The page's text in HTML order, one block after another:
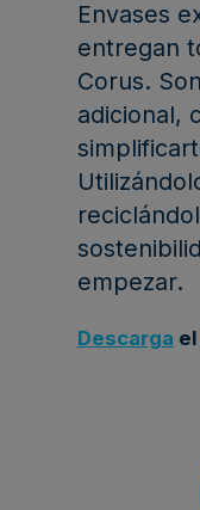
Envases
entregan
Corus.
adicional,
empezar.
Descarga